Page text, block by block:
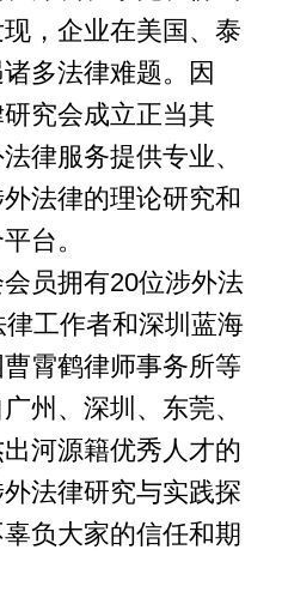
，企业在美国、泰
多法律难题。因
究会成立正当其
律服务提供专业、
法律的理论研究和
台。
员拥有20位涉外法
工作者和深圳蓝海
霄鹤律师事务所等
州、深圳、东莞、
河源籍优秀人才的
法律研究与实践探
负大家的信任和期